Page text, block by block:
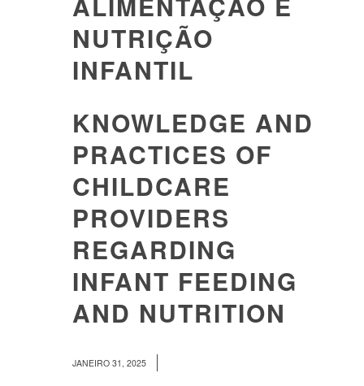
NUTRIÇÃO
INFANTIL
KNOWLEDGE AND
PRACTICES OF
CHILDCARE
PROVIDERS
REGARDING
INFANT FEEDING
AND NUTRITION
JANEIRO 31, 2025